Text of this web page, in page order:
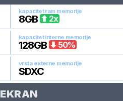
kapacitet ram memorije
8GB 2x
kapacitet interne memorije
128GB 50%
vrsta externe memorije
SDXC
EKRAN